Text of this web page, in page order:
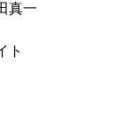
真一
ト